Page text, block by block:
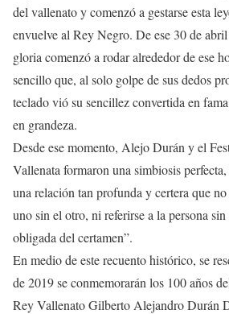
del vallenato y comenzó a gestarse esta
envuelve al Rey Negro. De ese 30 de
gloria comenzó a rodar alrededor de ese
sencillo que, al solo golpe de sus dedos
teclado vió su sencillez convertida en
en grandeza.
Desde ese momento, Alejo Durán y el
Vallenata formaron una simbiosis
una relación tan profunda y certera que
uno sin el otro, ni referirse a la persona
obligada del certamen”.
En medio de este recuento histórico, se
de 2019 se conmemorarán los 100 años
Rey Vallenato Gilberto Alejandro Durán